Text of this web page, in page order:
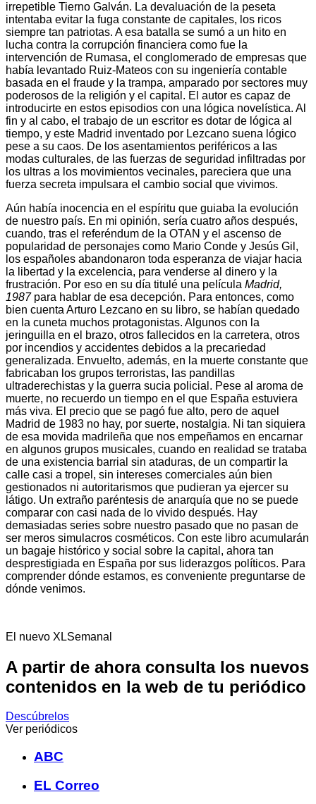
irrepetible Tierno Galván. La devaluación de la peseta
intentaba evitar la fuga constante de capitales, los ricos
siempre tan patriotas. A esa batalla se sumó a un hito en
lucha contra la corrupción financiera como fue la
intervención de Rumasa, el conglomerado de empresas que
había levantado Ruiz-Mateos con su ingeniería contable
basada en el fraude y la trampa, amparado por sectores muy
poderosos de la religión y el capital. El autor es capaz de
introducirte en estos episodios con una lógica novelística. Al
fin y al cabo, el trabajo de un escritor es dotar de lógica al
tiempo, y este Madrid inventado por Lezcano suena lógico
pese a su caos. De los asentamientos periféricos a las
modas culturales, de las fuerzas de seguridad infiltradas por
los ultras a los movimientos vecinales, pareciera que una
fuerza secreta impulsara el cambio social que vivimos.
Aún había inocencia en el espíritu que guiaba la evolución
de nuestro país. En mi opinión, sería cuatro años después,
cuando, tras el referéndum de la OTAN y el ascenso de
popularidad de personajes como Mario Conde y Jesús Gil,
los españoles abandonaron toda esperanza de viajar hacia
la libertad y la excelencia, para venderse al dinero y la
frustración. Por eso en su día titulé una película Madrid,
1987para hablar de esa decepción. Para entonces, como
bien cuenta Arturo Lezcano en su libro, se habían quedado
en la cuneta muchos protagonistas. Algunos con la
jeringuilla en el brazo, otros fallecidos en la carretera, otros
por incendios y accidentes debidos a la precariedad
generalizada. Envuelto, además, en la muerte constante que
fabricaban los grupos terroristas, las pandillas
ultraderechistas y la guerra sucia policial. Pese al aroma de
muerte, no recuerdo un tiempo en el que España estuviera
más viva. El precio que se pagó fue alto, pero de aquel
Madrid de 1983 no hay, por suerte, nostalgia. Ni tan siquiera
de esa movida madrileña que nos empeñamos en encarnar
en algunos grupos musicales, cuando en realidad se trataba
de una existencia barrial sin ataduras, de un compartir la
calle casi a tropel, sin intereses comerciales aún bien
gestionados ni autoritarismos que pudieran ya ejercer su
látigo. Un extraño paréntesis de anarquía que no se puede
comparar con casi nada de lo vivido después. Hay
demasiadas series sobre nuestro pasado que no pasan de
ser meros simulacros cosméticos. Con este libro acumularán
un bagaje histórico y social sobre la capital, ahora tan
desprestigiada en España por sus liderazgos políticos. Para
comprender dónde estamos, es conveniente preguntarse de
dónde venimos.
El nuevo XLSemanal
A partir de ahora consulta los nuevos
contenidos en la web de tu periódico
Descúbrelos
Ver periódicos
ABC
EL Correo